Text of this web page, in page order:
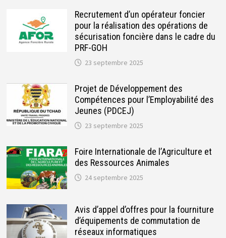
Recrutement d’un opérateur foncier
pour la réalisation des opérations de
sécurisation foncière dans le cadre du
PRF-GOH
23 septembre 2025
Projet de Développement des
Compétences pour l’Employabilité des
Jeunes (PDCEJ)
23 septembre 2025
Foire Internationale de l’Agriculture et
des Ressources Animales
24 septembre 2025
Avis d’appel d’offres pour la fourniture
d’équipements de commutation de
réseaux informatiques